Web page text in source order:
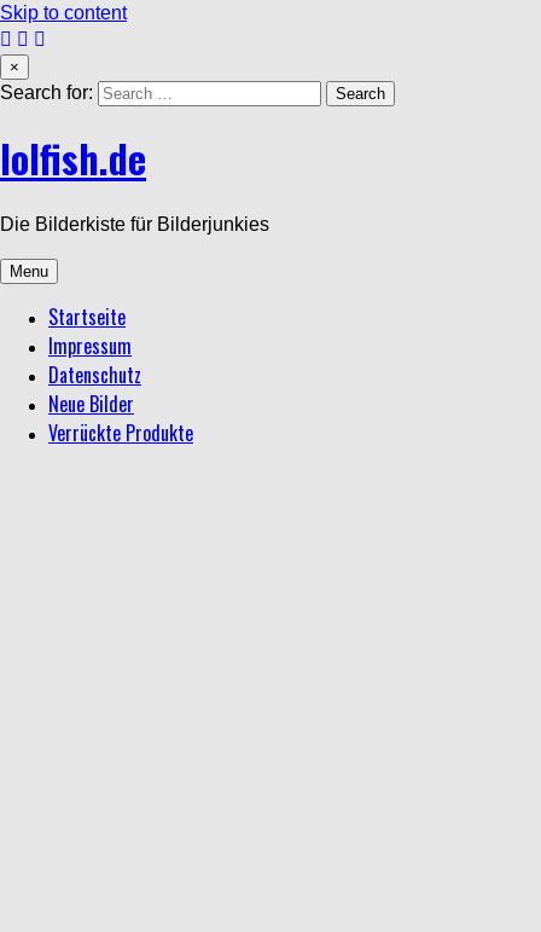
Skip to content
×
Search for:
lolfish.de
Die Bilderkiste für Bilderjunkies
Menu
Startseite
Impressum
Datenschutz
Neue Bilder
Verrückte Produkte